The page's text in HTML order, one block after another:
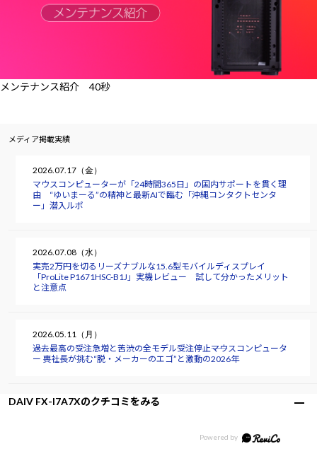
メンテナンス紹介 40秒
メディア掲載実績
2026.07.17（金）
マウスコンピューターが「24時間365日」の国内サポートを貫く理
由 “ゆいまーる”の精神と最新AIで臨む「沖縄コンタクトセンタ
ー」潜入ルポ
2026.07.08（水）
実売2万円を切るリーズナブルな15.6型モバイルディスプレイ
「ProLite P1671HSC-B1J」実機レビュー 試して分かったメリット
と注意点
2026.05.11（月）
過去最高の受注急増と苦渋の全モデル受注停止――マウスコンピュータ
ー 軣社長が挑む“脱・メーカーのエゴ”と激動の2026年
DAIV FX-I7A7Xのクチコミをみる